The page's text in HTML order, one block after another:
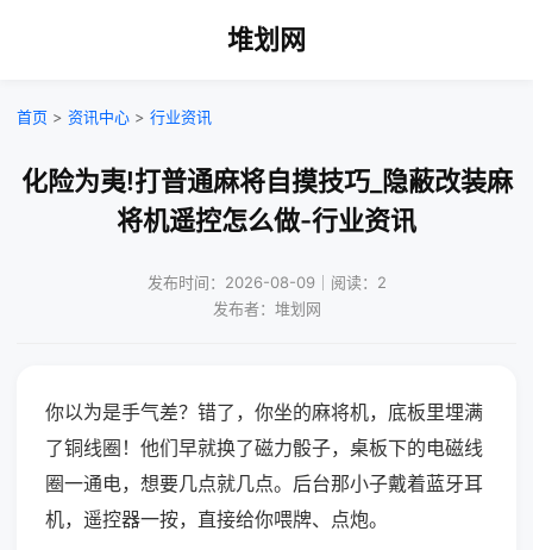
堆划网
首页 > 资讯中心 > 行业资讯
化险为夷!打普通麻将自摸技巧_隐蔽改装麻
将机遥控怎么做-行业资讯
发布时间：2026-08-09｜阅读：2
发布者：堆划网
你以为是手气差？错了，你坐的麻将机，底板里埋满
了铜线圈！他们早就换了磁力骰子，桌板下的电磁线
圈一通电，想要几点就几点。后台那小子戴着蓝牙耳
机，遥控器一按，直接给你喂牌、点炮。